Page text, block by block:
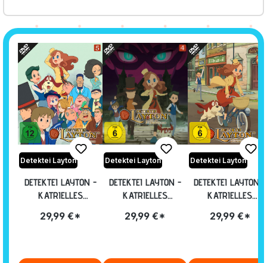
Detektei Layton
DETEKTEI LAYTON -
KATRIELLES
- VOLUME 5:
29,99 €*
Detektei Layton
DETEKTEI LAYTON -
KATRIELLES
- VOLUME 4:
29,99 €*
Detektei Layton
DETEKTEI LAYTON -
KATRIELLES
- VOLUME 3:
29,99 €*